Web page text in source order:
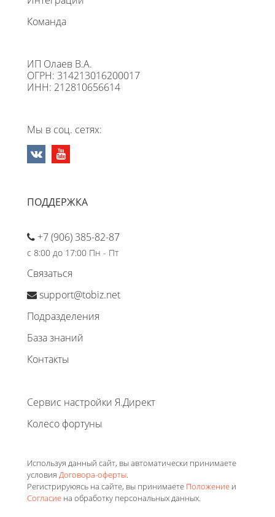
Команда
ИП Олаев В.А.
ОГРН: 314213016200017
ИНН: 212810656614
Мы в соц. сетях:
ПОДДЕРЖКА
+7 (906) 385-82-87
с 8:00 до 17:00 Пн - Пт
Связаться
support@tobiz.net
Подразделения
База знаний
Контакты
Сервис настройки Я.Директ
Колесо фортуны
Используя данный сайт, вы автоматически принимаете
условия Договора-оферты.
Регистрируюясь на сайте, вы принимаете Положение и
Согласие на обработку персональных данных.